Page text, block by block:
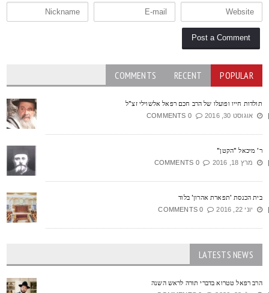
POPULAR
RECENT
COMMENTS
חייו ופועלו של הרב חכם רפאל אלשוילי זצ"ל
אוגוסט 30, 2016 0 COMMENTS
מיכאל "הקטן"
מרץ 18, 2016 0 COMMENTS
הכנסת 'תפארת אהרון' בלוד
יוני 22, 2016 0 COMMENTS
LATESTS NEWS
רפאל טטרוא בדברי תורה לראש השנה